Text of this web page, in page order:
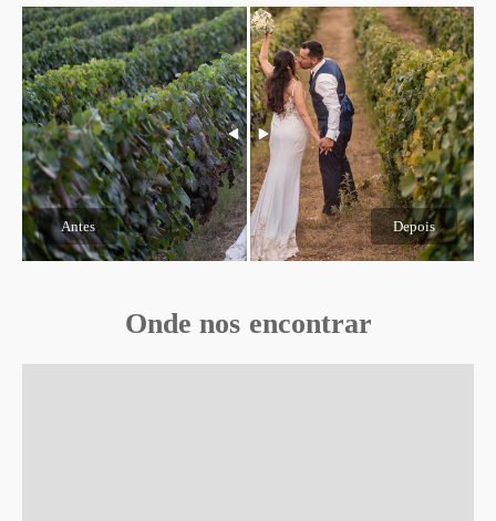
Antes Depois
Onde nos encontrar